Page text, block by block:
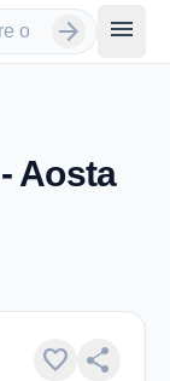
arrow_forward menu
Aosta
favorite share